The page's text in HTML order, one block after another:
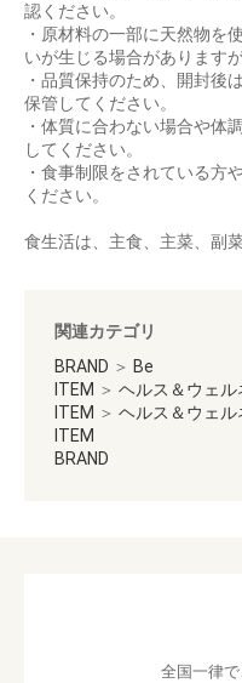
認ください。
・原材料の一部に天然物を
いが生じる場合があります
・品質保持のため、開封後
保管してください。
・体質に合わない場合や体
してください。
・食事制限をされている方
ください。
食生活は、主食、主菜、副
関連カテゴリ
BRAND ＞ Be
ITEM ＞ ヘルス＆ウェル
ITEM ＞ ヘルス＆ウェル
ITEM
BRAND
全国一律